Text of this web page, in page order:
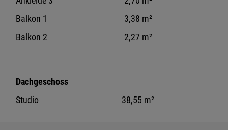
Balkon 1
3,38 m²
Balkon 2
2,27 m²
Dachgeschoss
Studio
38,55 m²